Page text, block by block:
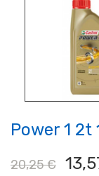
Power 1
20,25 €